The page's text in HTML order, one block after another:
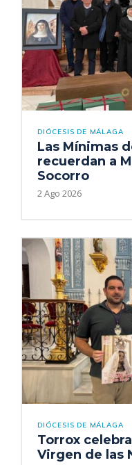
DIÓCESIS DE MÁLAGA
Las Mínimas
recuerdan a
Socorro
2 Ago 2026
DIÓCESIS DE MÁLAGA
Torrox
Virgen de las